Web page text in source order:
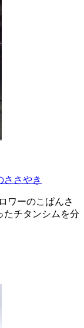
ささやき
ワーのこぱんさ
たチタンシムを分